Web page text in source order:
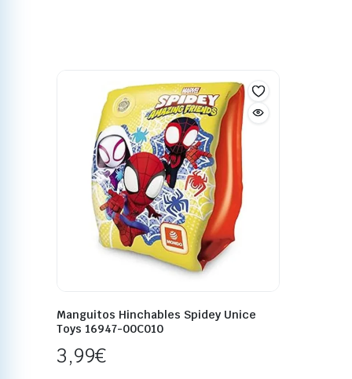
Manguitos Hinchables Spidey Unice
Toys 16947-00C010
3,99€